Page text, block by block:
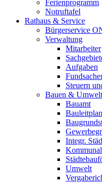
Ferienprogramm
Notruftafel
Rathaus & Service
Bürgerservice
Verwaltung
Mitarbeiter
Aufgaben
Steuern
Bauen & Umwelt
Bauamt
Integr.
Umwelt